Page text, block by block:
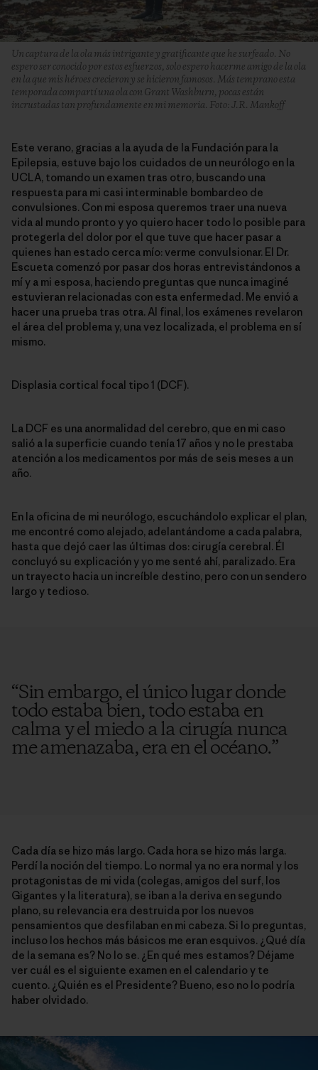
Un captura de la ola más intrigante y gratificante que he surfeado. No
espero ser conocido por estos esfuerzos, solo espero hacerme amigo de la ola
en la que mis héroes crecieron y se hicieron famosos. Más temprano esta
temporada compartí una ola con Grant Washburn, pocas están
incrustadas tan profundamente en mi memoria. Foto: J.R. Mankoff
Este verano, gracias a la ayuda de la Fundación para la
Epilepsia, estuve bajo los cuidados de un neurólogo en la
UCLA, tomando un examen tras otro, buscando una
respuesta para mi casi interminable bombardeo de
convulsiones. Con mi esposa queremos traer una nueva
vida al mundo pronto y yo quiero hacer todo lo posible para
protegerla del dolor por el que tuve que hacer pasar a
quienes han estado cerca mío: verme convulsionar. El Dr.
Escueta comenzó por pasar dos horas entrevistándonos a
mí y a mi esposa, haciendo preguntas que nunca imaginé
estuvieran relacionadas con esta enfermedad. Me envió a
hacer una prueba tras otra. Al final, los exámenes revelaron
el área del problema y, una vez localizada, el problema en sí
mismo.
Displasia cortical focal tipo 1 (DCF).
La DCF es una anormalidad del cerebro, que en mi caso
salió a la superficie cuando tenía 17 años y no le prestaba
atención a los medicamentos por más de seis meses a un
año.
En la oficina de mi neurólogo, escuchándolo explicar el plan,
me encontré como alejado, adelantándome a cada palabra,
hasta que dejó caer las últimas dos: cirugía cerebral. Él
concluyó su explicación y yo me senté ahí, paralizado. Era
un trayecto hacia un increíble destino, pero con un sendero
largo y tedioso.
“Sin embargo, el único lugar donde
todo estaba bien, todo estaba en
calma y el miedo a la cirugía nunca
me amenazaba, era en el océano.”
Cada día se hizo más largo. Cada hora se hizo más larga.
Perdí la noción del tiempo. Lo normal ya no era normal y los
protagonistas de mi vida (colegas, amigos del surf, los
Gigantes y la literatura), se iban a la deriva en segundo
plano, su relevancia era destruida por los nuevos
pensamientos que desfilaban en mi cabeza. Si lo preguntas,
incluso los hechos más básicos me eran esquivos. ¿Qué día
de la semana es? No lo se. ¿En qué mes estamos? Déjame
ver cuál es el siguiente examen en el calendario y te
cuento. ¿Quién es el Presidente? Bueno, eso no lo podría
haber olvidado.